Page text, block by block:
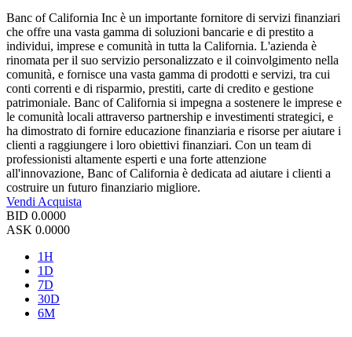
Banc of California Inc è un importante fornitore di servizi finanziari
che offre una vasta gamma di soluzioni bancarie e di prestito a
individui, imprese e comunità in tutta la California. L'azienda è
rinomata per il suo servizio personalizzato e il coinvolgimento nella
comunità, e fornisce una vasta gamma di prodotti e servizi, tra cui
conti correnti e di risparmio, prestiti, carte di credito e gestione
patrimoniale. Banc of California si impegna a sostenere le imprese e
le comunità locali attraverso partnership e investimenti strategici, e
ha dimostrato di fornire educazione finanziaria e risorse per aiutare i
clienti a raggiungere i loro obiettivi finanziari. Con un team di
professionisti altamente esperti e una forte attenzione
all'innovazione, Banc of California è dedicata ad aiutare i clienti a
costruire un futuro finanziario migliore.
Vendi Acquista
BID 0.0000
ASK 0.0000
1H
1D
7D
30D
6M